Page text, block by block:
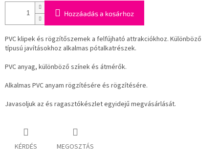
Hozzáadás a kosárhoz
PVC klipek és rögzítőszemek a felfújható attrakciókhoz. Különböző
típusú javításokhoz alkalmas pótalkatrészek.
PVC anyag, különböző színek és átmérők.
Alkalmas PVC anyam rögzítésére és rögzítésére.
Javasoljuk az és ragasztókészlet egyidejű megvásárlását.
KÉRDÉS MEGOSZTÁS